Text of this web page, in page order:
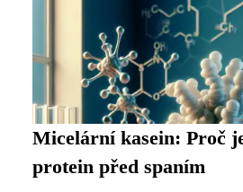
Micelární kasein: Proč
protein před spaním